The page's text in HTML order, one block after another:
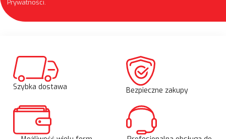
Prywatności.
Szybka dostawa Bezpieczne zakupy